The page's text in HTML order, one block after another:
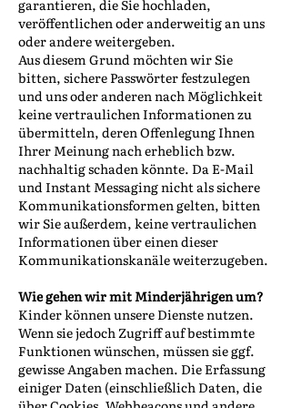
garantieren, die Sie hochladen,
veröffentlichen oder anderweitig an uns
oder andere weitergeben.
Aus diesem Grund möchten wir Sie
bitten, sichere Passwörter festzulegen
und uns oder anderen nach Möglichkeit
keine vertraulichen Informationen zu
übermitteln, deren Offenlegung Ihnen
Ihrer Meinung nach erheblich bzw.
nachhaltig schaden könnte. Da E-Mail
und Instant Messaging nicht als sichere
Kommunikationsformen gelten, bitten
wir Sie außerdem, keine vertraulichen
Informationen über einen dieser
Kommunikationskanäle weiterzugeben.
Wie gehen wir mit Minderjährigen um?
Kinder können unsere Dienste nutzen.
Wenn sie jedoch Zugriff auf bestimmte
Funktionen wünschen, müssen sie ggf.
gewisse Angaben machen. Die Erfassung
einiger Daten (einschließlich Daten, die